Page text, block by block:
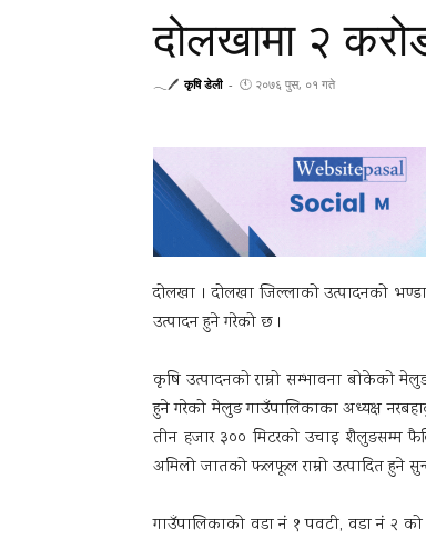
दोलखामा २
𓂃🖊 कृषि डेली - 🕚 २०७६ पुस, ०१ गते
दोलखा । दोलखा जिल्लाको उत्पादनको
उत्पादन हुने गरेको छ ।
कृषि उत्पादनको राम्रो सम्भावना बोकेको
हुने गरेको मेलुङ गाउँपालिकाका अध्यक्ष
तीन हजार ३०० मिटरको उचाइ शैलुङसम्म
अमिलो जातको फलफूल राम्रो उत्पादित हुने
गाउँपालिकाको वडा नं १ पवटी, वडा नं २ को